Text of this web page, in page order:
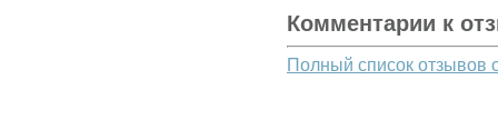
Комментарии к
Полный список отзывов